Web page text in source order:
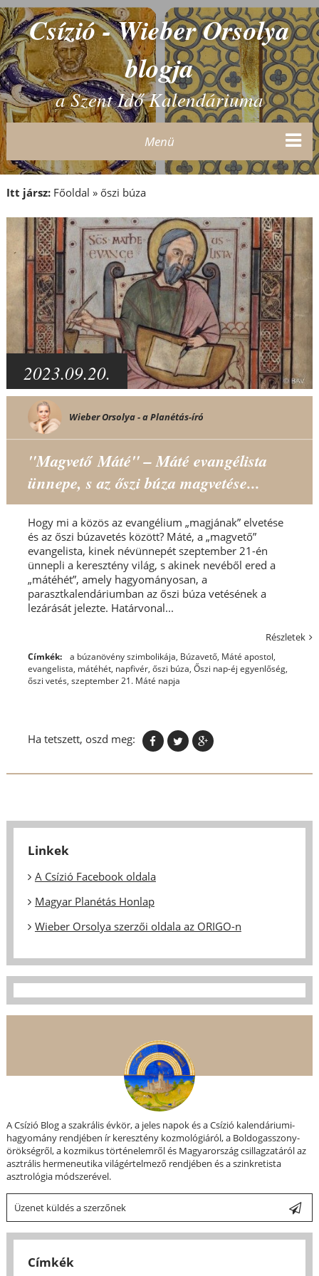
Csízió - Wieber Orsolya
blogja
a Szent Idő Kalendáriuma
Menü
Itt jársz: Főoldal » őszi búza
2023.09.20.
Wieber Orsolya - a Planétás-író
"Magvető Máté" – Máté evangélista
ünnepe, s az őszi búza magvetése...
Hogy mi a közös az evangélium „magjának” elvetése
és az őszi búzavetés között? Máté, a „magvető”
evangelista, kinek névünnepét szeptember 21-én
ünnepli a keresztény világ, s akinek nevéből ered a
„mátéhét”, amely hagyományosan, a
parasztkalendáriumban az őszi búza vetésének a
lezárását jelezte. Határvonal...
Részletek
Címkék: a búzanövény szimbolikája, Búzavető, Máté apostol,
evangelista, mátéhét, napfivér, őszi búza, Őszi nap-éj egyenlőség,
őszi vetés, szeptember 21. Máté napja
Ha tetszett, oszd meg:
Linkek
A Csízió Facebook oldala
Magyar Planétás Honlap
Wieber Orsolya szerzői oldala az ORIGO-n
A Csízió Blog a szakrális évkör, a jeles napok és a Csízió kalendáriumi-
hagyomány rendjében ír keresztény kozmológiáról, a Boldogasszony-
örökségről, a kozmikus történelemről és Magyarország csillagzatáról az
asztrális hermeneutika világértelmező rendjében és a szinkretista
asztrológia módszerével.
Üzenet küldés a szerzőnek
Címkék